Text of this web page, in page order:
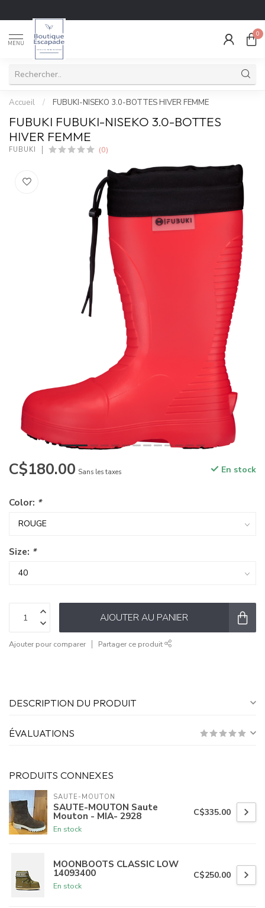
MENU
0
Accueil / FUBUKI-NISEKO 3.0-BOTTES HIVER FEMME
FUBUKI FUBUKI-NISEKO 3.0-BOTTES
HIVER FEMME
FUBUKI (0)
C$180.00 Sans les taxes En stock
Color: *
Size: *
AJOUTER AU PANIER
Ajouter pour comparer Partager ce produit
DESCRIPTION DU PRODUIT
ÉVALUATIONS
PRODUITS CONNEXES
SAUTE-MOUTON
SAUTE-MOUTON Saute
Mouton - MIA- 2928
En stock
C$335.00
MOONBOOTS CLASSIC LOW
14093400
En stock
C$250.00